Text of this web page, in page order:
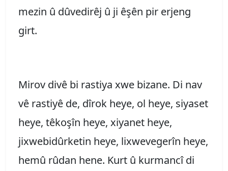
mezin û dûvedirêj û ji êşên pir erjeng
girt.
Mirov divê bi rastiya xwe bizane. Di nav
vê rastiyê de, dîrok heye, ol heye, siyaset
heye, têkoşîn heye, xiyanet heye,
jixwebidûrketin heye, lixwevegerîn heye,
hemû rûdan hene. Kurt û kurmancî di